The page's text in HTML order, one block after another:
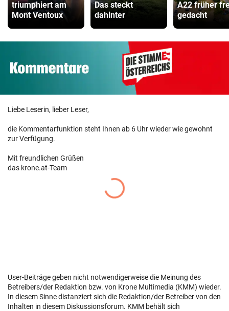
triumphiert am
Mont Ventoux
Das steckt
dahinter
A22 früher
gedacht
Liebe Leserin, lieber Leser,
die Kommentarfunktion steht Ihnen ab 6 Uhr wieder wie gewohnt
zur Verfügung.
Mit freundlichen Grüßen
das krone.at-Team
User-Beiträge geben nicht notwendigerweise die Meinung des
Betreibers/der Redaktion bzw. von Krone Multimedia (KMM) wieder.
In diesem Sinne distanziert sich die Redaktion/der Betreiber von den
Inhalten in diesem Diskussionsforum. KMM behält sich